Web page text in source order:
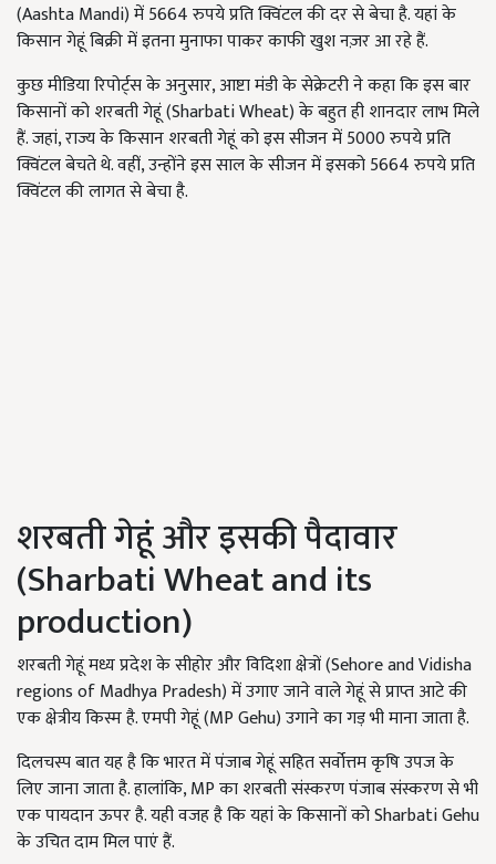
(Aashta Mandi) में 5664 रुपये प्रति क्विंटल की दर से बेचा है. यहां के
किसान गेहूं बिक्री में इतना मुनाफा पाकर काफी खुश नज़र आ रहे हैं.
कुछ मीडिया रिपोर्ट्स के अनुसार, आष्टा मंडी के सेक्रेटरी ने कहा कि इस बार
किसानों को शरबती गेहूं (Sharbati Wheat) के बहुत ही शानदार लाभ मिले
हैं. जहां, राज्य के किसान शरबती गेहूं को इस सीजन में 5000 रुपये प्रति
क्विंटल बेचते थे. वहीं, उन्होंने इस साल के सीजन में इसको 5664 रुपये प्रति
क्विंटल की लागत से बेचा है.
शरबती गेहूं और इसकी पैदावार
(Sharbati Wheat and its
production)
शरबती गेहूं मध्य प्रदेश के सीहोर और विदिशा क्षेत्रों (Sehore and Vidisha
regions of Madhya Pradesh) में उगाए जाने वाले गेहूं से प्राप्त आटे की
एक क्षेत्रीय किस्म है. एमपी गेहूं (MP Gehu) उगाने का गड़ भी माना जाता है.
दिलचस्प बात यह है कि भारत में पंजाब गेहूं सहित सर्वोत्तम कृषि उपज के
लिए जाना जाता है. हालांकि, MP का शरबती संस्करण पंजाब संस्करण से भी
एक पायदान ऊपर है. यही वजह है कि यहां के किसानों को Sharbati Gehu
के उचित दाम मिल पाएं हैं.